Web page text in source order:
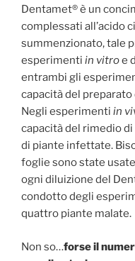
Dentamet® è un
complessati all’acido
summenzionato, tale
esperimenti in vitroe
entrambi gli
capacità del
Negli esperimenti in
capacità del rimedio
di piante infettate.
foglie sono state
ogni diluizione del
condotto degli
quattro piante malate.
Non so…forse il